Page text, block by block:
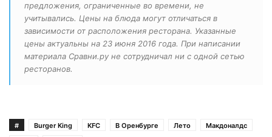
предложения, ограниченные во времени, не
учитывались. Цены на блюда могут отличаться в
зависимости от расположения ресторана. Указанные
цены актуальны на 23 июня 2016 года. При написании
материала Сравни.ру не сотрудничал ни с одной сетью
ресторанов.
# Burger King KFC В Оренбурге Лето
Макдоналдс